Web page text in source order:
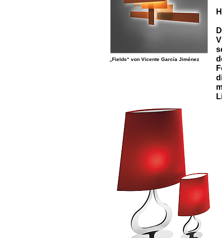
„Fields“ von Vicente García Jiménez